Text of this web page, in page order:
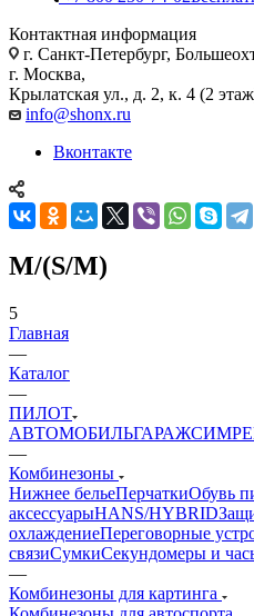
Контактная информация
г. Санкт-Петербург,
г. Москва,
Крылатская ул., д. 2, к. 4 (2
info@shonx.ru
Вконтакте
M/(S/M)
5
Главная
—
Каталог
—
ПИЛОТ
АВТОМОБИЛЬГАРАЖ
—
Комбинезоны
Нижнее бельеПерчаткиОбувь
аксессуарыHANS/HYBRID
охлаждениеПереговорные
связиСумкиСекундомеры и
—
Комбинезоны для картинга